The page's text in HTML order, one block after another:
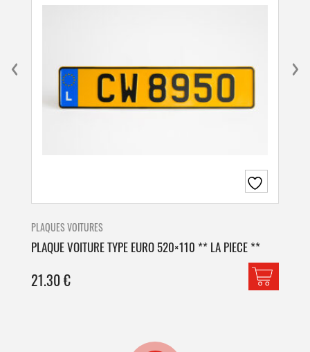
PLAQUES VOITURES
PLAQUE VOITURE TYPE EURO 520×110 ** LA PIECE **
21.30€